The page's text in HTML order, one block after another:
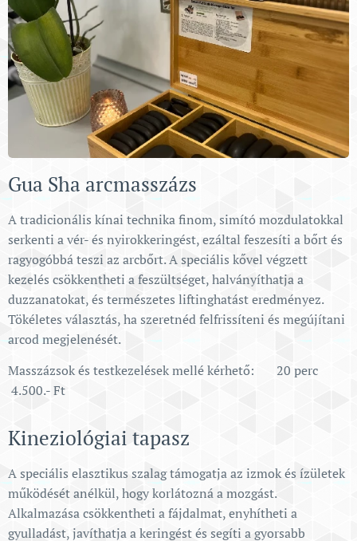
Gua Sha arcmasszázs
A tradicionális kínai technika finom, simító mozdulatokkal
serkenti a vér- és nyirokkeringést, ezáltal feszesíti a bőrt és
ragyogóbbá teszi az arcbőrt. A speciális kővel végzett
kezelés csökkentheti a feszültséget, halványíthatja a
duzzanatokat, és természetes liftinghatást eredményez.
Tökéletes választás, ha szeretnéd felfrissíteni és megújítani
arcod megjelenését.
Masszázsok és testkezelések mellé kérhető: 20 perc
4.500.- Ft
Kineziológiai tapasz
A speciális elasztikus szalag támogatja az izmok és ízületek
működését anélkül, hogy korlátozná a mozgást.
Alkalmazása csökkentheti a fájdalmat, enyhítheti a
gyulladást, javíthatja a keringést és segíti a gyorsabb